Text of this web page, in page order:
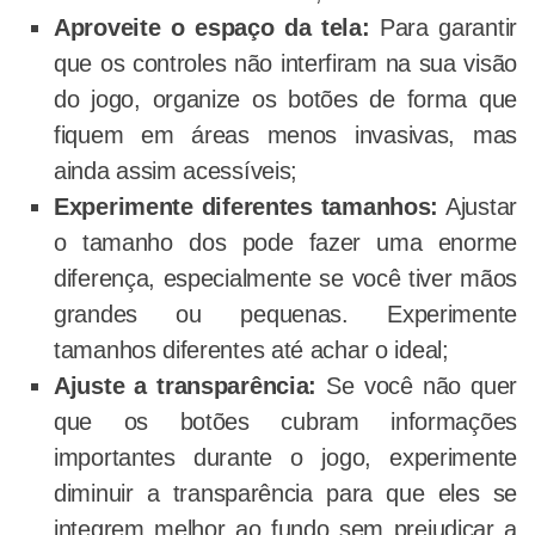
Aproveite o espaço da tela: Para garantir
que os controles não interfiram na sua visão
do jogo, organize os botões de forma que
fiquem em áreas menos invasivas, mas
ainda assim acessíveis;
Experimente diferentes tamanhos: Ajustar
o tamanho dos pode fazer uma enorme
diferença, especialmente se você tiver mãos
grandes ou pequenas. Experimente
tamanhos diferentes até achar o ideal;
Ajuste a transparência: Se você não quer
que os botões cubram informações
importantes durante o jogo, experimente
diminuir a transparência para que eles se
integrem melhor ao fundo sem prejudicar a